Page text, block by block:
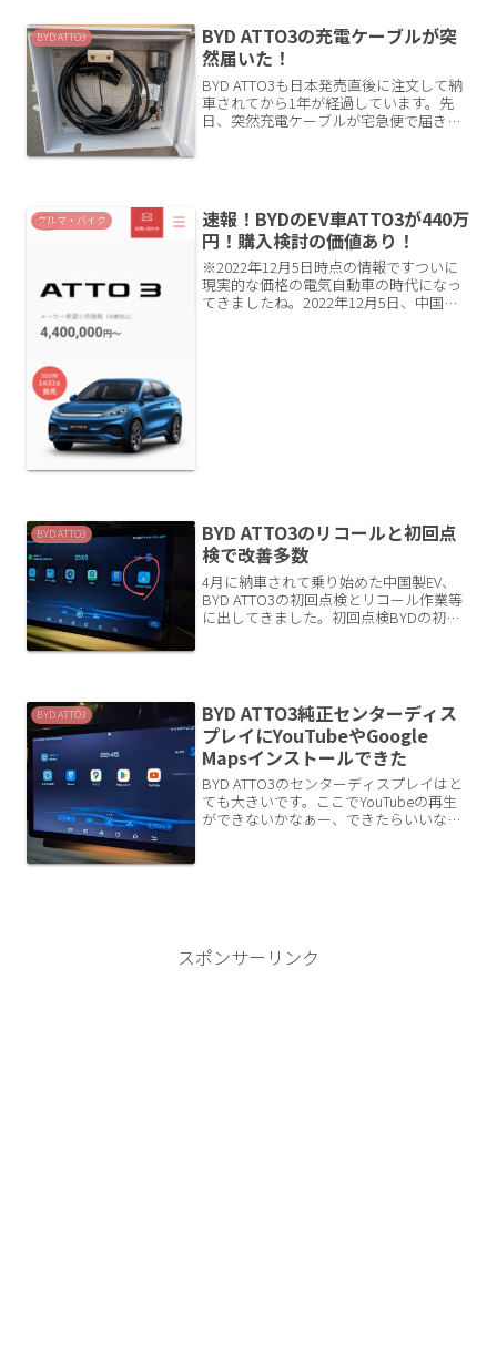
BYD ATTO3
BYD ATTO3の充電ケーブルが突
然届いた！
BYD ATTO3も日本発売直後に注文して納
車されてから1年が経過しています。先
日、突然充電ケーブルが宅急便で届きま
クルマ・バイク
速報！BYDのEV車ATTO3が440万
円！購入検討の価値あり！
※2022年12月5日時点の情報ですついに
現実的な価格の電気自動車の時代になっ
てきましたね。2022年12月5日、中国の
BYD ATTO3
BYD ATTO3のリコールと初回点
検で改善多数
4月に納車されて乗り始めた中国製EV、
BYD ATTO3の初回点検とリコール作業等
に出してきました。初回点検BYDの初回
BYD ATTO3
BYD ATTO3純正センターディス
プレイにYouTubeやGoogle
Mapsインストールできた
BYD ATTO3のセンターディスプレイはと
ても大きいです。ここでYouTubeの再生
ができないかなぁー、できたらいいなと
スポンサーリンク